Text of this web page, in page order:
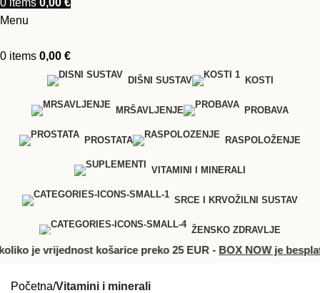
0 items 0,00 €
Menu
0 items 0,00 €
DIŠNI SUSTAV KOSTI
MRŠAVLJENJE PROBAVA
PROSTATA RASPOLOŽENJE
VITAMINI I MINERALI
SRCE I KRVOŽILNI SUSTAV
ŽENSKO ZDRAVLJE
Proizvodi na popustu
vrijednost košarice preko 25 EUR -BOX NOW je besplatan
Početna Vitamini i minerali